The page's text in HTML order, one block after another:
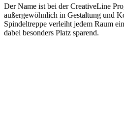
Der Name ist bei der CreativeLine
außergewöhnlich in Gestaltung und
Spindeltreppe verleiht jedem Raum
dabei besonders Platz sparend.